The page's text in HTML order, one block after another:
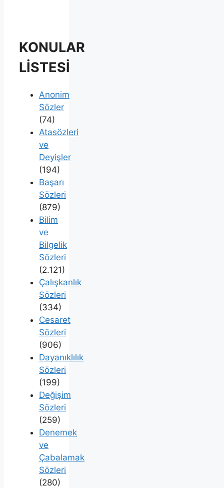
KONULAR
LİSTESİ
Anonim
Sözler
(74)
Atasözleri
ve
Deyişler
(194)
Başarı
Sözleri
(879)
Bilim
ve
Bilgelik
Sözleri
(2.121)
Çalışkanlık
Sözleri
(334)
Cesaret
Sözleri
(906)
Dayanıklılık
Sözleri
(199)
Değişim
Sözleri
(259)
Denemek
ve
Çabalamak
Sözleri
(280)